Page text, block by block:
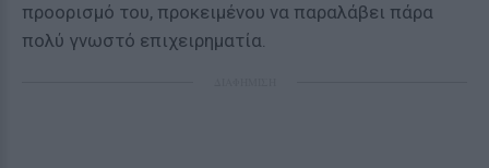
προορισμό του, προκειμένου να παραλάβει πάρα
πολύ γνωστό επιχειρηματία.